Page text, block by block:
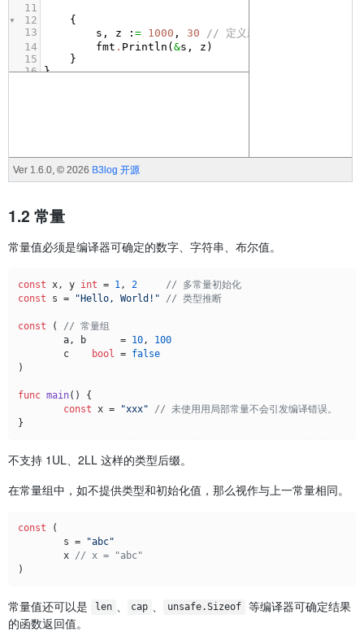
1.2 常量
常量值必须是编译器可确定的数字、字符串、布尔值。
const x, y int = 1, 2
// 多常量初始化
const s = "Hello, World!" // 类型推断
const ( // 常量组
	a, b      =
10, 100
	c
bool = false
)
func main()
{
const x = "xxx"
// 未使⽤用局部常量不会引发编译错误。
不支持 1UL、2LL 这样的类型后缀。
在常量组中，如不提供类型和初始化值，那么视作与上一常量相同。
const (
	s =
"abc"
	x
// x = "abc"
常量值还可以是 len cap unsafe.Sizeof
等编译器可确定结果
的函数返回值。